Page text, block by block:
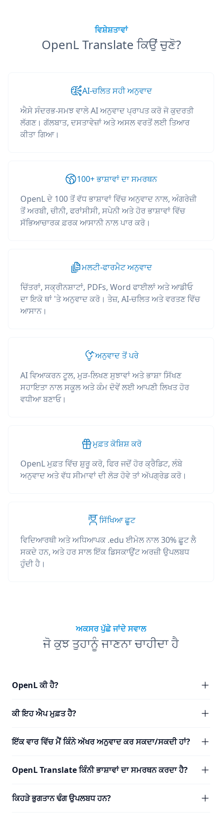
ਵਿਸ਼ੇਸ਼ਤਾਵਾਂ
OpenL Translate ਕਿਉਂ ਚੁਣੋ?
AI-ਚਲਿਤ ਸਹੀ ਅਨੁਵਾਦ
ਐਸੇ ਸੰਦਰਭ-ਸਮਝ ਵਾਲੇ AI ਅਨੁਵਾਦ ਪ੍ਰਾਪਤ ਕਰੋ ਜੋ ਕੁਦਰਤੀ
ਲੱਗਣ। ਗੱਲਬਾਤ, ਦਸਤਾਵੇਜ਼ਾਂ ਅਤੇ ਅਸਲ ਵਰਤੋਂ ਲਈ ਤਿਆਰ
ਕੀਤਾ ਗਿਆ।
100+ ਭਾਸ਼ਾਵਾਂ ਦਾ ਸਮਰਥਨ
OpenL ਦੇ 100 ਤੋਂ ਵੱਧ ਭਾਸ਼ਾਵਾਂ ਵਿੱਚ ਅਨੁਵਾਦ ਨਾਲ, ਅੰਗਰੇਜ਼ੀ
ਤੋਂ ਅਰਬੀ, ਚੀਨੀ, ਫਰਾਂਸੀਸੀ, ਸਪੇਨੀ ਅਤੇ ਹੋਰ ਭਾਸ਼ਾਵਾਂ ਵਿੱਚ
ਸੱਭਿਆਚਾਰਕ ਫ਼ਰਕ ਆਸਾਨੀ ਨਾਲ ਪਾਰ ਕਰੋ।
ਮਲਟੀ-ਫਾਰਮੈਟ ਅਨੁਵਾਦ
ਚਿੱਤਰਾਂ, ਸਕ੍ਰੀਨਸ਼ਾਟਾਂ, PDFs, Word ਫਾਈਲਾਂ ਅਤੇ ਆਡੀਓ
ਦਾ ਇਕੋ ਥਾਂ 'ਤੇ ਅਨੁਵਾਦ ਕਰੋ। ਤੇਜ਼, AI-ਚਲਿਤ ਅਤੇ ਵਰਤਣ ਵਿੱਚ
ਆਸਾਨ।
ਅਨੁਵਾਦ ਤੋਂ ਪਰੇ
AI ਵਿਆਕਰਨ ਟੂਲ, ਮੁੜ-ਲਿਖਣ ਸੁਝਾਵਾਂ ਅਤੇ ਭਾਸ਼ਾ ਸਿੱਖਣ
ਸਹਾਇਤਾ ਨਾਲ ਸਕੂਲ ਅਤੇ ਕੰਮ ਦੋਵੇਂ ਲਈ ਆਪਣੀ ਲਿਖਤ ਹੋਰ
ਵਧੀਆ ਬਣਾਓ।
ਮੁਫ਼ਤ ਕੋਸ਼ਿਸ਼ ਕਰੋ
OpenL ਮੁਫ਼ਤ ਵਿੱਚ ਸ਼ੁਰੂ ਕਰੋ, ਫਿਰ ਜਦੋਂ ਹੋਰ ਕ੍ਰੈਡਿਟ, ਲੰਬੇ
ਅਨੁਵਾਦ ਅਤੇ ਵੱਧ ਸੀਮਾਵਾਂ ਦੀ ਲੋੜ ਹੋਵੇ ਤਾਂ ਅੱਪਗ੍ਰੇਡ ਕਰੋ।
ਸਿੱਖਿਆ ਛੂਟ
ਵਿਦਿਆਰਥੀ ਅਤੇ ਅਧਿਆਪਕ .edu ਈਮੇਲ ਨਾਲ 30% ਛੂਟ ਲੈ
ਸਕਦੇ ਹਨ, ਅਤੇ ਹਰ ਸਾਲ ਇੱਕ ਡਿਸਕਾਉਂਟ ਅਰਜ਼ੀ ਉਪਲਬਧ
ਹੁੰਦੀ ਹੈ।
ਅਕਸਰ ਪੁੱਛੇ ਜਾਂਦੇ ਸਵਾਲ
ਜੋ ਕੁਝ ਤੁਹਾਨੂੰ ਜਾਣਨਾ ਚਾਹੀਦਾ ਹੈ
OpenL ਕੀ ਹੈ?
ਕੀ ਇਹ ਐਪ ਮੁਫ਼ਤ ਹੈ?
ਇੱਕ ਵਾਰ ਵਿੱਚ ਮੈਂ ਕਿੰਨੇ ਅੱਖਰ ਅਨੁਵਾਦ ਕਰ ਸਕਦਾ/ਸਕਦੀ ਹਾਂ?
OpenL Translate ਕਿੰਨੀ ਭਾਸ਼ਾਵਾਂ ਦਾ ਸਮਰਥਨ ਕਰਦਾ ਹੈ?
ਕਿਹੜੇ ਭੁਗਤਾਨ ਢੰਗ ਉਪਲਬਧ ਹਨ?